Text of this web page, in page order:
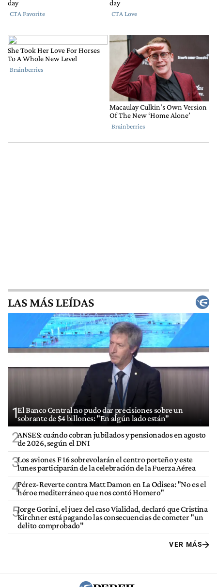
LAS MÁS LEÍDAS
1El Banco Central no pudo dar precisiones sobre un
sobrante de $4 billones: "En algún lado están"
2ANSES: cuándo cobran jubilados y pensionados en agosto
de 2026, según el DNI
3Los aviones F 16 sobrevolarán el centro porteño y este
lunes participarán de la celebración de la Fuerza Aérea
4Pérez-Reverte contra Matt Damon en La Odisea: "No es el
héroe mediterráneo que nos contó Homero"
5Jorge Gorini, el juez del caso Vialidad, declaró que Cristina
Kirchner está pagando las consecuencias de cometer "un
delito comprobado"
VER MÁS